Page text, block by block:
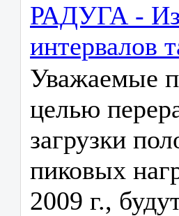
РАДУГА -
интервалов
Уважаемые
целью
загрузки
пиковых
2009 г.,